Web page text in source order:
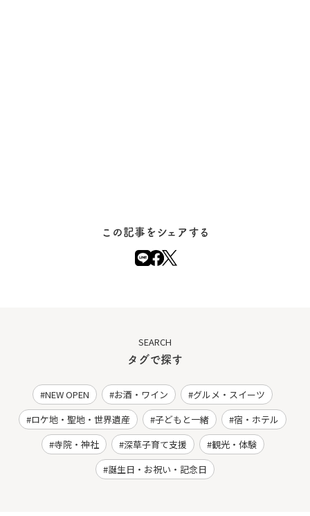
この記事をシェアする
SEARCH
タグで探す
NEW OPEN お酒・ワイン
グルメ・スイーツ
ロケ地・聖地・世界遺産
子どもと一緒
宿・ホテル
寺院・神社
深草子育て支援
観光・体験
誕生日・お祝い・記念日